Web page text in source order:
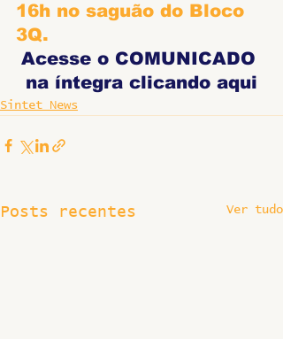
16h no saguão do Bloco
3Q.
Acesse o COMUNICADO
na íntegra clicando aqui
Sintet News
Posts recentes Ver tudo